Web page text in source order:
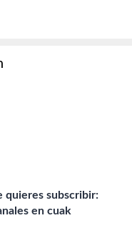
quieres subscribir:
en cuak